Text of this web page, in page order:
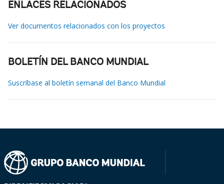
ENLACES RELACIONADOS
Ver documentos relacionados con los proyectos
BOLETÍN DEL BANCO MUNDIAL
Suscríbase al boletín semanal del Banco Mundial